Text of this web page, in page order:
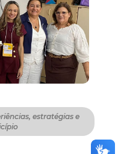
estratégias e